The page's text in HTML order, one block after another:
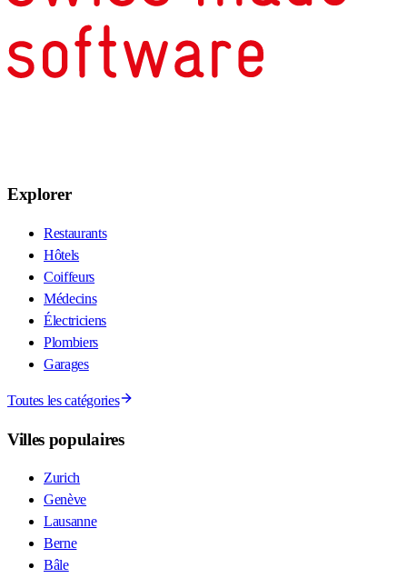
Explorer
Restaurants
Hôtels
Coiffeurs
Médecins
Électriciens
Plombiers
Garages
Toutes les catégories
Villes populaires
Zurich
Genève
Lausanne
Berne
Bâle